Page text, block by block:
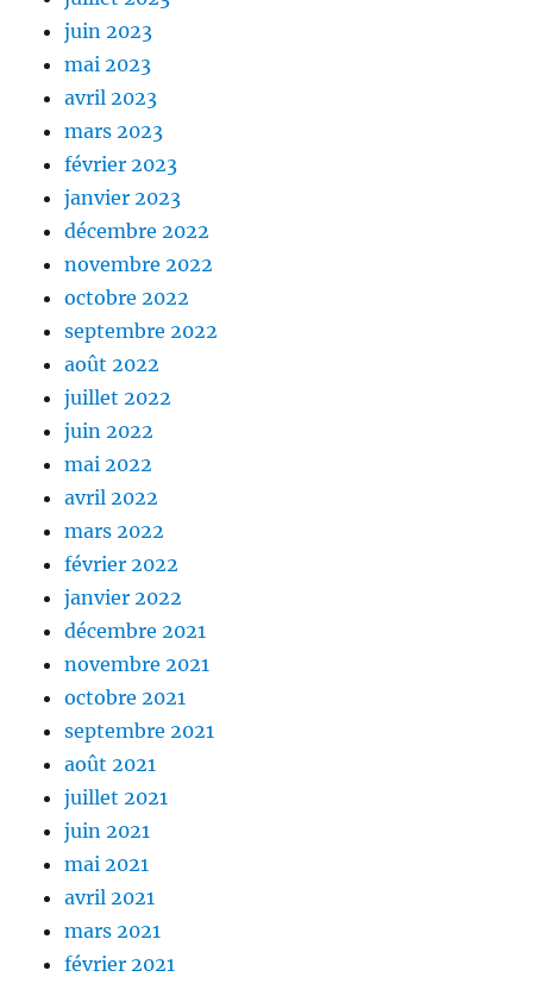
juin 2023
mai 2023
avril 2023
mars 2023
février 2023
janvier 2023
décembre 2022
novembre 2022
octobre 2022
septembre 2022
août 2022
juillet 2022
juin 2022
mai 2022
avril 2022
mars 2022
février 2022
janvier 2022
décembre 2021
novembre 2021
octobre 2021
septembre 2021
août 2021
juillet 2021
juin 2021
mai 2021
avril 2021
mars 2021
février 2021